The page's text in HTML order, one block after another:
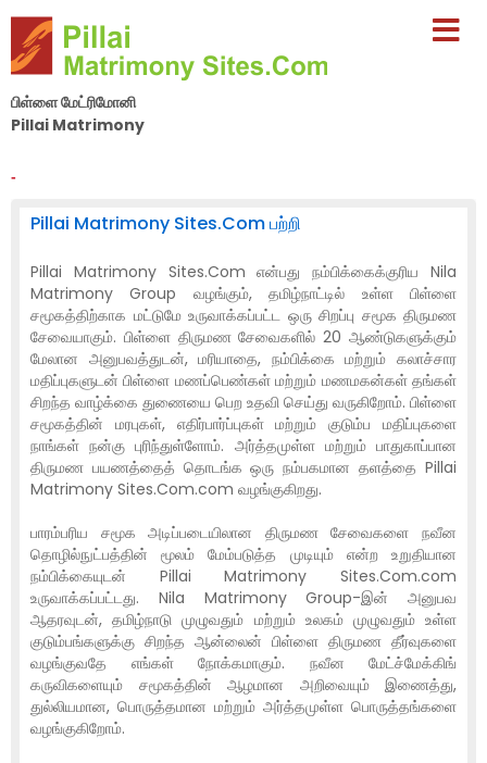
பிள்ளை மேட்ரிமோனி
Pillai Matrimony
-
Pillai Matrimony Sites.Com பற்றி
Pillai Matrimony Sites.Com என்பது நம்பிக்கைக்குரிய Nila
Matrimony Group வழங்கும், தமிழ்நாட்டில் உள்ள பிள்ளை
சமூகத்திற்காக மட்டுமே உருவாக்கப்பட்ட ஒரு சிறப்பு சமூக திருமண
சேவையாகும். பிள்ளை திருமண சேவைகளில் 20 ஆண்டுகளுக்கும்
மேலான அனுபவத்துடன், மரியாதை, நம்பிக்கை மற்றும் கலாச்சார
மதிப்புகளுடன் பிள்ளை மணப்பெண்கள் மற்றும் மணமகன்கள் தங்கள்
சிறந்த வாழ்க்கை துணையை பெற உதவி செய்து வருகிறோம். பிள்ளை
சமூகத்தின் மரபுகள், எதிர்பார்ப்புகள் மற்றும் குடும்ப மதிப்புகளை
நாங்கள் நன்கு புரிந்துள்ளோம். அர்த்தமுள்ள மற்றும் பாதுகாப்பான
திருமண பயணத்தைத் தொடங்க ஒரு நம்பகமான தளத்தை Pillai
Matrimony Sites.Com.com வழங்குகிறது.
பாரம்பரிய சமூக அடிப்படையிலான திருமண சேவைகளை நவீன
தொழில்நுட்பத்தின் மூலம் மேம்படுத்த முடியும் என்ற உறுதியான
நம்பிக்கையுடன் Pillai Matrimony Sites.Com.com
உருவாக்கப்பட்டது. Nila Matrimony Group-இன் அனுபவ
ஆதரவுடன், தமிழ்நாடு முழுவதும் மற்றும் உலகம் முழுவதும் உள்ள
குடும்பங்களுக்கு சிறந்த ஆன்லைன் பிள்ளை திருமண தீர்வுகளை
வழங்குவதே எங்கள் நோக்கமாகும். நவீன மேட்ச்மேக்கிங்
கருவிகளையும் சமூகத்தின் ஆழமான அறிவையும் இணைத்து,
துல்லியமான, பொருத்தமான மற்றும் அர்த்தமுள்ள பொருத்தங்களை
வழங்குகிறோம்.